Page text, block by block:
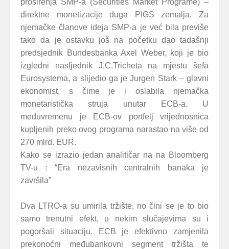
proširenja SMP-a (Securities Market Programe) –
direktne monetizacije duga PIGS zemalja. Za
njemačke članove ideja SMP-a je već bila previše
tako da je ostavku još na početku dao tadašnji
predsjednik Bundesbanka Axel Weber, koji je bio
izgledni nasljednik J.C.Tricheta na mjestu šefa
Eurosystema, a slijedio ga je Jurgen Stark – glavni
ekonomist, s čime je i oslabila njemačka
monetaristička struja unutar ECB-a. U
međuvremenu je ECB-ov portfelj vrijednosnica
kupljenih preko ovog programa narastao na više od
270 mlrd. EUR.
Kako se izrazio jedan analitičar na na Bloomberg
TV-u : “Era nezavisnih centralnih banaka je
završila”
Dva LTRO-a su umirila tržište, no čini se je to bio
samo trenutni efekt, u nekim slučajevima su i
pogoršali situaciju. ECB je efektivno zamjenila
prekonoćni međubankovni segment tržišta te